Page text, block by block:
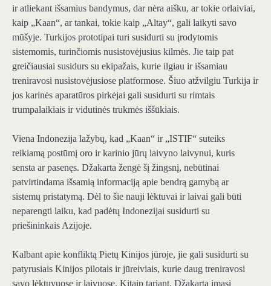
ir atliekant išsamius bandymus, dar nėra aišku, ar tokie orlaiviai,
kaip „Kaan“, ar tankai, tokie kaip „Altay“, gali laikyti savo
mūšyje. Turkijos prototipai turi susidurti su įrodytomis
sistemomis, turinčiomis nusistovėjusius kilmės. Jie taip pat
greičiausiai susidurs su ekipažais, kurie ilgiau ir išsamiau
treniravosi nusistovėjusiose platformose. Šiuo atžvilgiu Turkija ir
jos karinės aparatūros pirkėjai gali susidurti su rimtais
trumpalaikiais ir vidutinės trukmės iššūkiais.
Viena Indonezija lažybų, kad „Kaan“ ir „ISTIF“ suteiks
reikiamą postūmį oro ir karinio jūrų laivyno laivynui, kuris
sensta ar pasenęs. Džakarta žengė šį žingsnį, nebūtinai
patvirtindama išsamią informaciją apie bendrą gamybą ar
sistemų pristatymą. Dėl to šie nauji lėktuvai ir laivai gali būti
neparengti laiku, kad padėtų Indonezijai susidurti su
priešininkais Azijoje.
Kalbant apie konfliktą Pietų Kinijos jūroje, jie gali susidurti su
patyrusiais Kinijos pilotais ir jūreiviais, kurie daug treniravosi
savo lėktuvuose ir laivuose. Kitaip tariant, Džakarta imasi